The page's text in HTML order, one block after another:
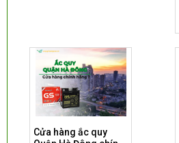
Cửa hàng ắc quy